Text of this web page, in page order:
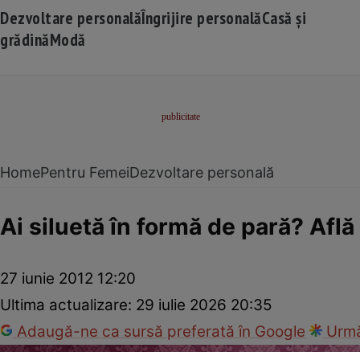
Dezvoltare personalăÎngrijire personalăCasă și
grădinăModă
HomePentru FemeiDezvoltare personală
Ai siluetă în formă de pară?
27 iunie 2012 12:20
Ultima actualizare: 29 iulie 2026 20:35
Adaugă-ne ca sursă preferată în Google